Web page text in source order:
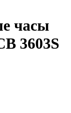
часы
3603S